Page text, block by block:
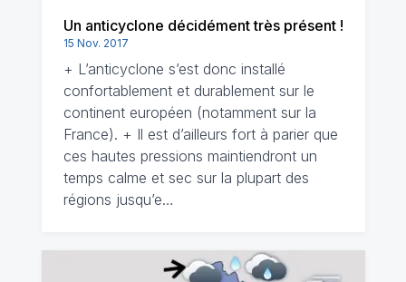
Un anticyclone décidément très présent !
15 Nov. 2017
+ L’anticyclone s’est donc installé
confortablement et durablement sur le
continent européen (notamment sur la
France). + Il est d’ailleurs fort à parier que
ces hautes pressions maintiendront un
temps calme et sec sur la plupart des
régions jusqu’e…